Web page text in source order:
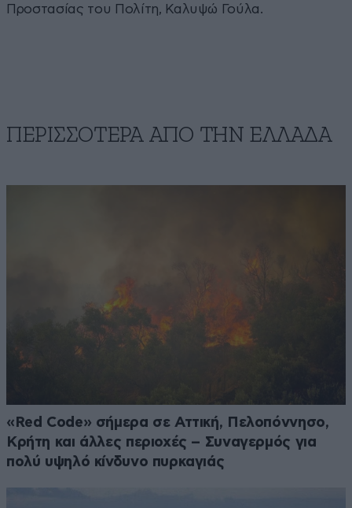
Προστασίας του Πολίτη, Καλυψώ Γούλα.
ΠΕΡΙΣΣΟΤΕΡΑ ΑΠΟ ΤΗΝ ΕΛΛΑΔΑ
«Red Code» σήμερα σε Αττική, Πελοπόννησο,
Κρήτη και άλλες περιοχές – Συναγερμός για
πολύ υψηλό κίνδυνο πυρκαγιάς